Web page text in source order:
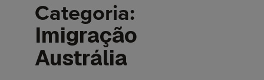
Categoria:
Imigração
Austrália